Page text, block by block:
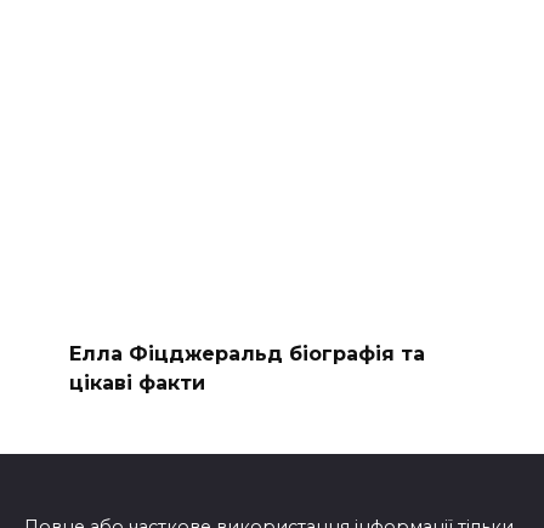
Елла Фіцджеральд біографія та
цікаві факти